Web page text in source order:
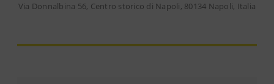
Via Donnalbina 56, Centro storico di Napoli, 80134 Napoli, Italia